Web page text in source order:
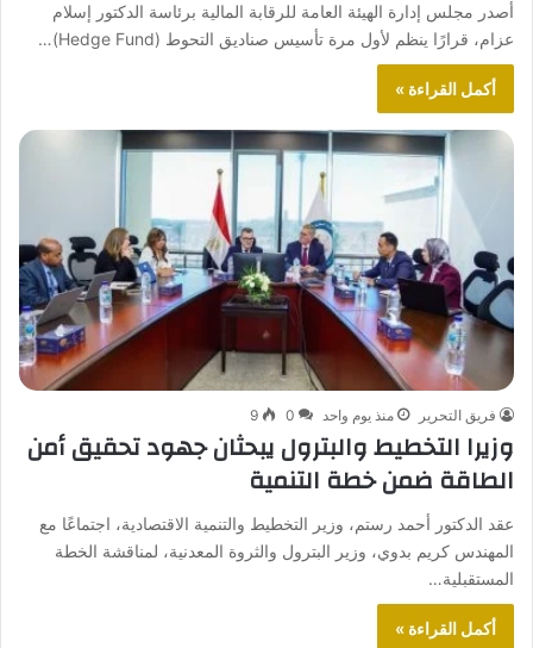
أصدر مجلس إدارة الهيئة العامة للرقابة المالية برئاسة الدكتور إسلام
عزام، قرارًا ينظم لأول مرة تأسيس صناديق التحوط (Hedge Fund)…
أكمل القراءة »
فريق التحرير منذ يوم واحد 0
9
وزيرا التخطيط والبترول يبحثان جهود تحقيق أمن
الطاقة ضمن خطة التنمية
عقد الدكتور أحمد رستم، وزير التخطيط والتنمية الاقتصادية، اجتماعًا مع
المهندس كريم بدوي، وزير البترول والثروة المعدنية، لمناقشة الخطة
المستقبلية…
أكمل القراءة »